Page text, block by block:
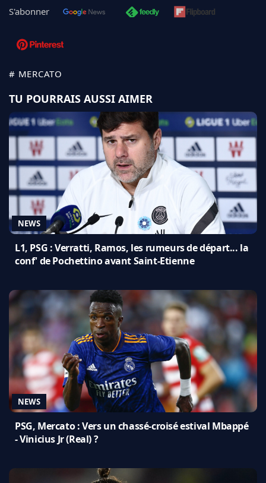
S'abonner
# MERCATO
TU POURRAIS AUSSI AIMER
NEWS
L1, PSG : Verratti, Ramos, les rumeurs de départ... la
conf' de Pochettino avant Saint-Etienne
NEWS
PSG, Mercato : Vers un chassé-croisé estival Mbappé
- Vinicius Jr (Real) ?